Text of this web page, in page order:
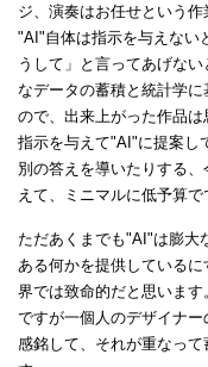
ジ、演奏はお任せという作
"AI"自体は指示を与えない
うして」と言ってあげな
なデータの蓄積と統計学
ので、出来上がった作品は
指示を与えて"AI"に提案し
別の答えを導いたりする
えて、ミニマルに低予算
ただあくまでも"AI"は膨大
ある何かを提供している
界では致命的だと思います
ですが一個人のデザイナー
感銘して、それが重なっ